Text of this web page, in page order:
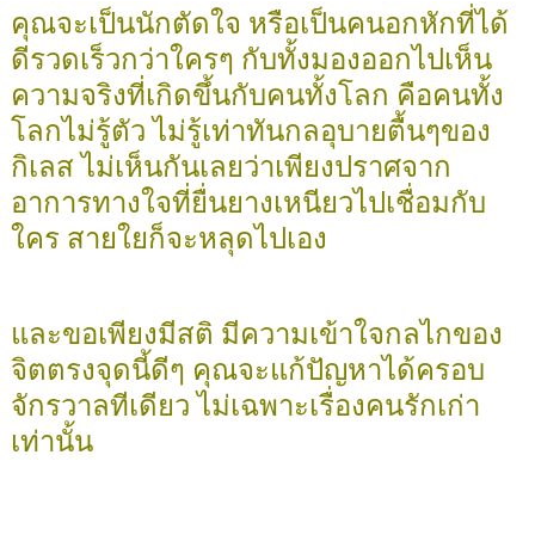
คุณจะเป็นนักตัดใจ หรือเป็นคนอกหักที่ได้
ดีรวดเร็วกว่าใครๆ กับทั้งมองออกไปเห็น
ความจริงที่เกิดขึ้นกับคนทั้งโลก คือคนทั้ง
โลกไม่รู้ตัว ไม่รู้เท่าทันกลอุบายตื้นๆของ
กิเลส ไม่เห็นกันเลยว่าเพียงปราศจาก
อาการทางใจที่ยื่นยางเหนียวไปเชื่อมกับ
ใคร สายใยก็จะหลุดไปเอง
และขอเพียงมีสติ มีความเข้าใจกลไกของ
จิตตรงจุดนี้ดีๆ คุณจะแก้ปัญหาได้ครอบ
จักรวาลทีเดียว ไม่เฉพาะเรื่องคนรักเก่า
เท่านั้น